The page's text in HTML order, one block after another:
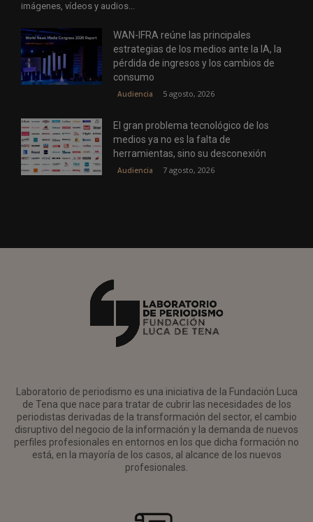
imágenes, vídeos y audios...
WAN-IFRA reúne las principales
estrategias de los medios ante la IA, la
pérdida de ingresos y los cambios de
consumo
Audiencia 5 agosto, 2026
El gran problema tecnológico de los
medios ya no es la falta de
herramientas, sino su desconexión
Audiencia 7 agosto, 2026
Laboratorio de periodismo es una iniciativa de la Fundación Luca
de Tena que nace para tratar de cubrir las necesidades de los
periodistas derivadas de la transformación del sector, el cambio
disruptivo del negocio de la información y la demanda de nuevos
perfiles profesionales en entornos en los que dicha formación no
está, en la mayoría de los casos, al alcance de los nuevos
profesionales.